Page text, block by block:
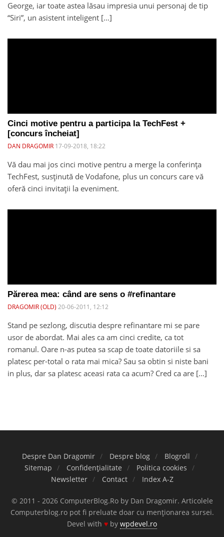
George, iar toate astea lăsau impresia unui personaj de tip
“Siri”, un asistent inteligent […]
Cinci motive pentru a participa la TechFest +
[concurs încheiat]
DAN DRAGOMIR 17-09-2018, 18:22
Vă dau mai jos cinci motive pentru a merge la conferința
TechFest, susținută de Vodafone, plus un concurs care vă
oferă cinci invitații la eveniment.
Părerea mea: când are sens o #refinantare
DRAGOMIR (OLD) 20-06-2011, 12:12
Stand pe sezlong, discutia despre refinantare mi se pare
usor de abordat. Mai ales ca am cinci credite, ca tot
romanul. Oare n-as putea sa scap de toate datoriile si sa
platesc per-total o rata mai mica? Sau sa obtin si niste bani
in plus, dar sa platesc aceasi rata ca acum? Cred ca are […]
Despre Dan Dragomir Despre blog
Blogroll
Sitemap
Confidențialitate
Politica cookies
Newsletter
Contact Index A-Z
© 2011 - 2026 ComputerBlog.Ro by Dan Dragomir. Articolele
Computerblog.ro pot fi preluate doar cu menționarea sursei.
Devel with ♥ by wpdevel.ro